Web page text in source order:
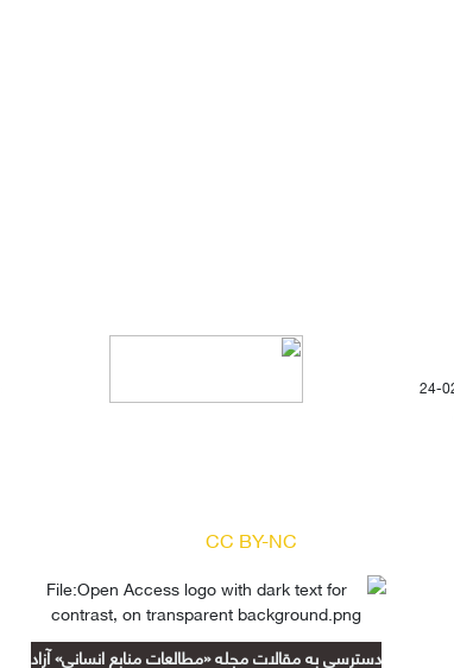
CC BY-NC
دسترسی به مقالات مجله «مطالعات منابع انسانی» آزاد